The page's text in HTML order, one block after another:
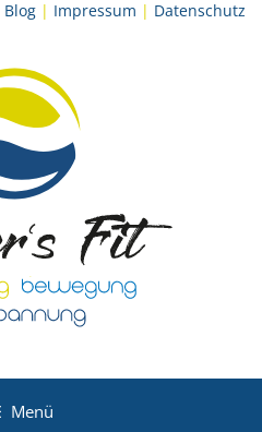
Blog | Impressum | Datenschutz
Menü